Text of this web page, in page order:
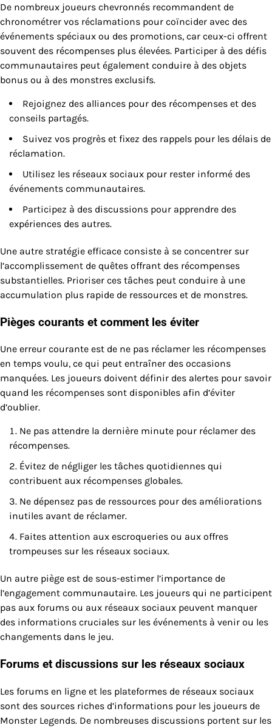
De nombreux joueurs chevronnés recommandent de
chronométrer vos réclamations pour coïncider avec des
événements spéciaux ou des promotions, car ceux-ci offrent
souvent des récompenses plus élevées. Participer à des défis
communautaires peut également conduire à des objets
bonus ou à des monstres exclusifs.
Rejoignez des alliances pour des récompenses et des
conseils partagés.
Suivez vos progrès et fixez des rappels pour les délais de
réclamation.
Utilisez les réseaux sociaux pour rester informé des
événements communautaires.
Participez à des discussions pour apprendre des
expériences des autres.
Une autre stratégie efficace consiste à se concentrer sur
l’accomplissement de quêtes offrant des récompenses
substantielles. Prioriser ces tâches peut conduire à une
accumulation plus rapide de ressources et de monstres.
Pièges courants et comment les éviter
Une erreur courante est de ne pas réclamer les récompenses
en temps voulu, ce qui peut entraîner des occasions
manquées. Les joueurs doivent définir des alertes pour savoir
quand les récompenses sont disponibles afin d’éviter
d’oublier.
Ne pas attendre la dernière minute pour réclamer des
récompenses.
Évitez de négliger les tâches quotidiennes qui
contribuent aux récompenses globales.
Ne dépensez pas de ressources pour des améliorations
inutiles avant de réclamer.
Faites attention aux escroqueries ou aux offres
trompeuses sur les réseaux sociaux.
Un autre piège est de sous-estimer l’importance de
l’engagement communautaire. Les joueurs qui ne participent
pas aux forums ou aux réseaux sociaux peuvent manquer
des informations cruciales sur les événements à venir ou les
changements dans le jeu.
Forums et discussions sur les réseaux sociaux
Les forums en ligne et les plateformes de réseaux sociaux
sont des sources riches d’informations pour les joueurs de
Monster Legends. De nombreuses discussions portent sur les